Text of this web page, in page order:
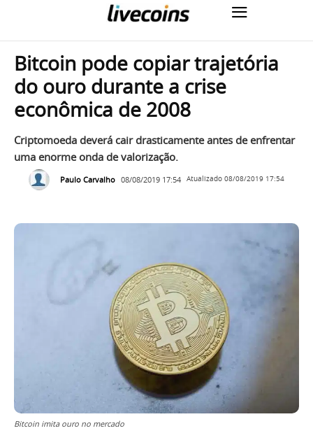
Bitcoin pode copiar trajetória
do ouro durante a crise
econômica de 2008
Criptomoeda deverá cair drasticamente antes de enfrentar
uma enorme onda de valorização.
Paulo Carvalho 08/08/2019 17:54 Atualizado 08/08/2019 17:54
Bitcoin imita ouro no mercado